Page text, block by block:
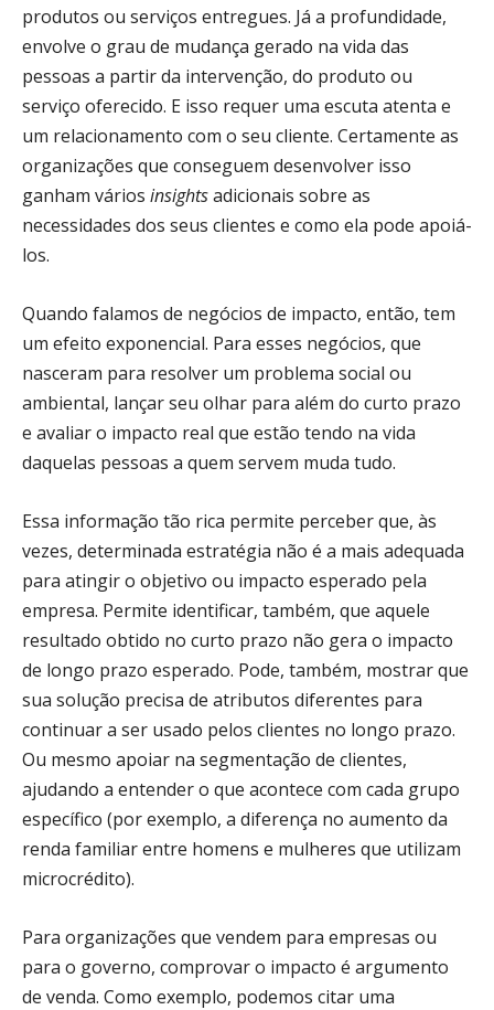
produtos ou serviços entregues. Já a profundidade,
envolve o grau de mudança gerado na vida das
pessoas a partir da intervenção, do produto ou
serviço oferecido. E isso requer uma escuta atenta e
um relacionamento com o seu cliente. Certamente as
organizações que conseguem desenvolver isso
ganham vários insightsadicionais sobre as
necessidades dos seus clientes e como ela pode apoiá-
los.
Quando falamos de negócios de impacto, então, tem
um efeito exponencial. Para esses negócios, que
nasceram para resolver um problema social ou
ambiental, lançar seu olhar para além do curto prazo
e avaliar o impacto real que estão tendo na vida
daquelas pessoas a quem servem muda tudo.
Essa informação tão rica permite perceber que, às
vezes, determinada estratégia não é a mais adequada
para atingir o objetivo ou impacto esperado pela
empresa. Permite identificar, também, que aquele
resultado obtido no curto prazo não gera o impacto
de longo prazo esperado. Pode, também, mostrar que
sua solução precisa de atributos diferentes para
continuar a ser usado pelos clientes no longo prazo.
Ou mesmo apoiar na segmentação de clientes,
ajudando a entender o que acontece com cada grupo
específico (por exemplo, a diferença no aumento da
renda familiar entre homens e mulheres que utilizam
microcrédito).
Para organizações que vendem para empresas ou
para o governo, comprovar o impacto é argumento
de venda. Como exemplo, podemos citar uma